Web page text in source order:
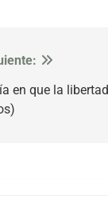
en que la